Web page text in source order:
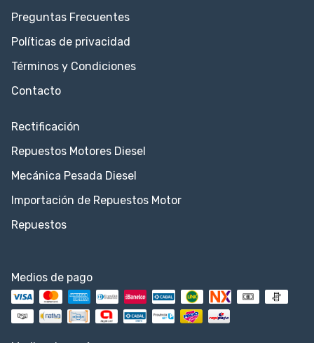
Preguntas Frecuentes
Políticas de privacidad
Términos y Condiciones
Contacto
Rectificación
Repuestos Motores Diesel
Mecánica Pesada Diesel
Importación de Repuestos Motor
Repuestos
Medios de pago